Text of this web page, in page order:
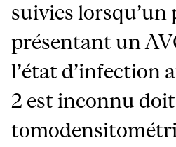
suivies lorsqu’un
présentant un
l’état d’infection
2 est inconnu